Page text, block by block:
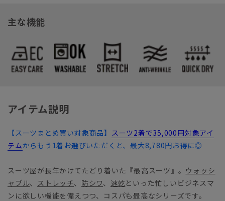
主な機能
アイテム説明
【スーツまとめ買い対象商品】 スーツ2着で35,000円対象アイ
テムからもう1着お選びいただくと、最大8,780円お得に◎
スーツ屋が長年かけてたどり着いた『最高スーツ』。 ウォッシ
ャブル、 ストレッチ、 防シワ、 速乾 といった忙しいビジネスマ
ンに欲しい機能を備えつつ、コスパも最高なシリーズです。